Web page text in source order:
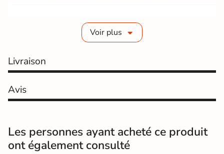
Gr4 - Très résistant
Masse colorée Oui
Bords
Surface Lisse
Voir plus
Livraison
Avis
Les personnes ayant acheté ce produit
ont également consulté